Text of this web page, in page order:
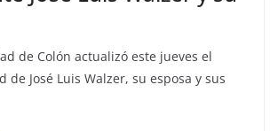
de Colón actualizó este jueves el
de José Luis Walzer, su esposa y sus